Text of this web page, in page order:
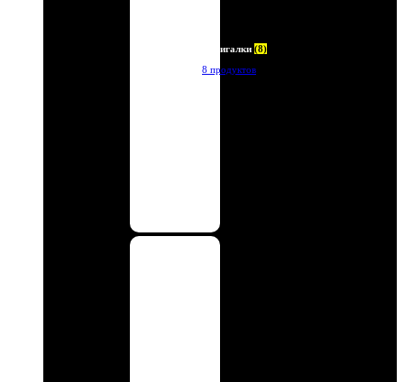
Зажигалки (8)
8 продуктов